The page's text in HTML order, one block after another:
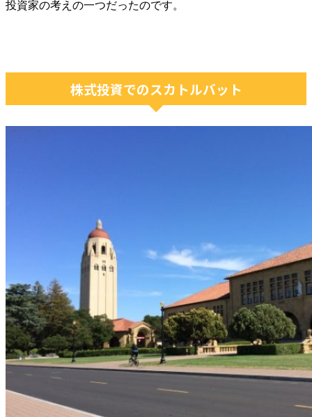
投資家の考えの一つだったのです。
株式投資でのスカトルバット